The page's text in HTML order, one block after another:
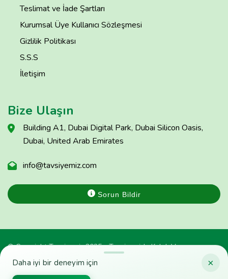
×
Daha iyi bir deneyim için
Teslimat ve İade Şartları
Kurumsal Üye Kullanıcı Sözleşmesi
Gizlilik Politikası
S.S.S
İletişim
Bize Ulaşın
Building A1, Dubai Digital Park, Dubai Silicon Oasis,
Dubai, United Arab Emirates
info@tavsiyemiz.com
Sorun Bildir
© Copyright Tavsiyemiz 2025 - Tavsiyemiz'e Kulak Ver